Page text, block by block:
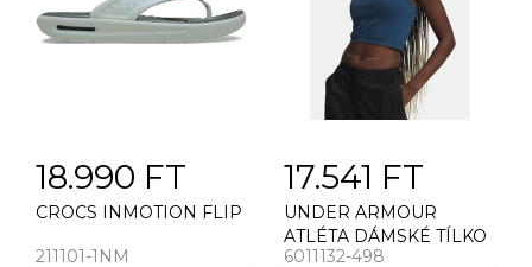
18.990 FT
CROCS INMOTION FLIP
211101-1NM
17.541 FT
UNDER ARMOUR
ATLÉTA DÁMSKÉ TÍLKO
UNDER ARMOUR
6011132-498